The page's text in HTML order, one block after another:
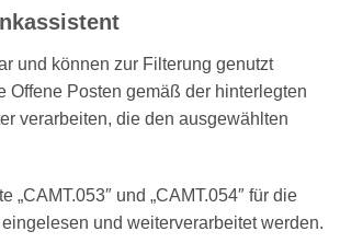
und können zur Filterung genutzt
Posten gemäß der hinterlegten
verarbeiten, die den ausgewählten
und „CAMT.054″ für die
und weiterverarbeitet werden.